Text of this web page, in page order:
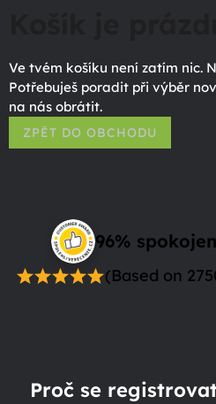
Ve tvém košíku není zatím nic.
Potřebuješ poradit při výběr
na nás obrátit.
ZPĚT DO OBCHODU
96%
(Based on
Proč se